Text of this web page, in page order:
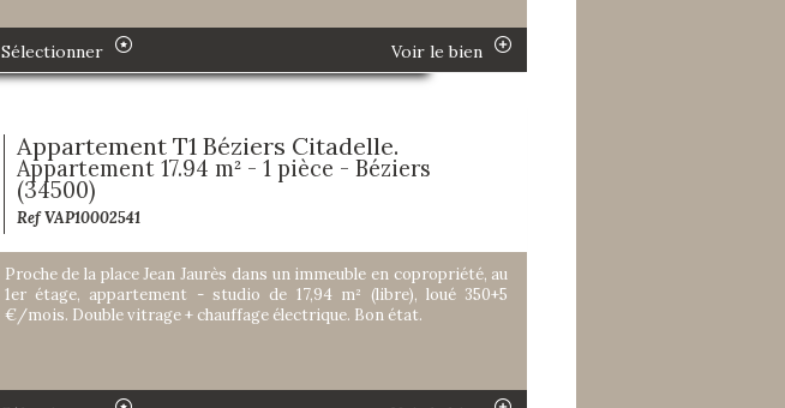
Sélectionner Voir le bien
Appartement T1 Béziers Citadelle.
Appartement 17.94 m² - 1 pièce - Béziers
(34500)
Ref VAP10002541
Proche de la place Jean Jaurès dans un immeuble en copropriété, au
1er étage, appartement - studio de 17,94 m² (libre), loué 350+5
€/mois. Double vitrage + chauffage électrique. Bon état.